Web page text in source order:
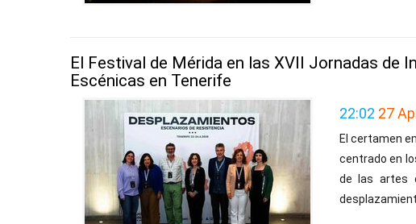
El Festival de Mérida en las XVII Jornadas de
Escénicas en Tenerife
22:02 27
El certamen
centrado en
de las artes